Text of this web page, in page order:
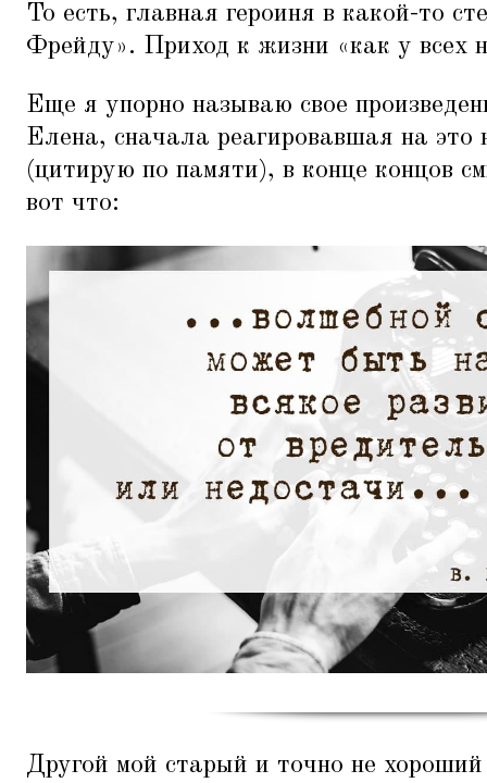
То есть, главная героиня в какой-то
Фрейду». Приход к жизни «как у всех
Еще я упорно называю свое
Елена, сначала реагировавшая на это
(цитирую по памяти), в конце концов
вот что:
Другой мой старый и точно не